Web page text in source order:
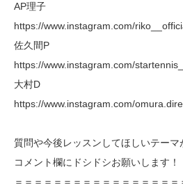
AP理子
https://www.instagram.com/
佐久間P
https://www.instagram.com/
大村D
https://www.instagram.com/
質問や今後レッスンしてほしいテーマ
コメント欄にドシドシお願いします！
＝＝＝＝＝＝＝＝＝＝＝＝＝＝＝＝＝